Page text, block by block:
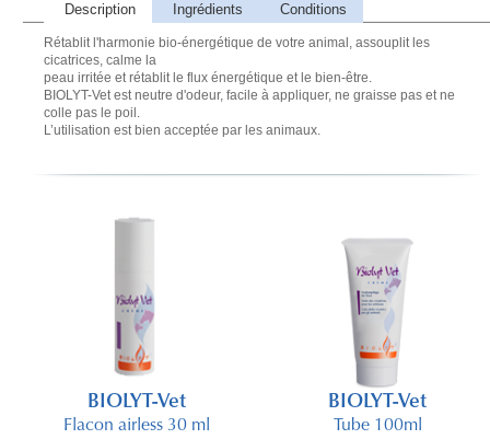
Description Ingrédients Conditions
Rétablit l'harmonie bio-énergétique de votre animal, assouplit les
cicatrices, calme la
peau irritée et rétablit le flux énergétique et le bien-être.
BIOLYT-Vet est neutre d'odeur, facile à appliquer, ne graisse pas et ne
colle pas le poil.
L’utilisation est bien acceptée par les animaux.
BIOLYT-Vet
Flacon airless 30 ml
BIOLYT-Vet
Tube 100ml